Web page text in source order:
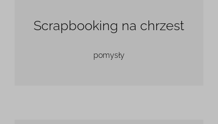
Scrapbooking na chrzest
pomysły